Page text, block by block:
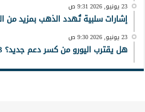
23 يونيو, 2026 9:31 ص
إشارات سلبية تُهدد الذهب بمزيد من الخسائر
23 يونيو, 2026 9:30 ص
هل يقترب اليورو من كسر دعم جديد؟ 23-6-2026